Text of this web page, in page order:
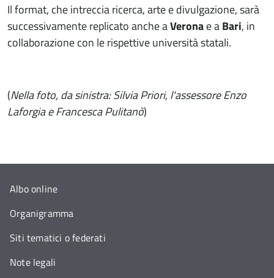
Il format, che intreccia ricerca, arte e divulgazione, sarà
successivamente replicato anche aVeronae aBari, in
collaborazione con le rispettive università statali.
(Nella foto, da sinistra: Silvia Priori, l'assessore Enzo
Laforgia e Francesca Pulitanò)
Albo online
Organigramma
Siti tematici o federati
Note legali